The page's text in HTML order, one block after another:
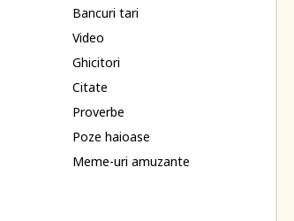
Bancuri tari
Video
Ghicitori
Citate
Proverbe
Poze haioase
Meme-uri amuzante